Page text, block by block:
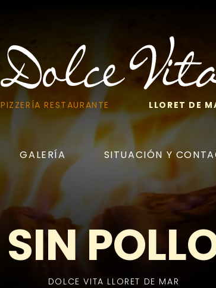
PIZZERÍA RESTAURANTE LLORET DE
GALERÍA SITUACIÓN Y
SIN
DOLCE VITA LLORET DE MAR